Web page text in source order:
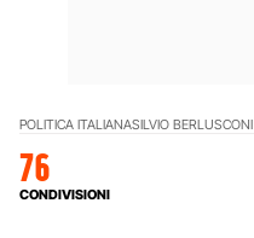
POLITICA ITALIANASILVIO BERLUSCONI
76
CONDIVISIONI